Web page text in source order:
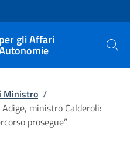
gli Affari
Cerca
Ministro /
ministro Calderoli:
prosegue”